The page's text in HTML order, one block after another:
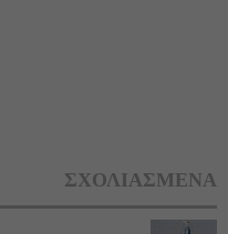
ΣΧΟΛΙΑΣΜΕΝΑ